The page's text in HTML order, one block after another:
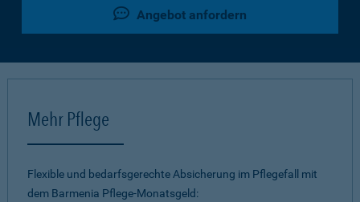
Angebot anfordern
Mehr Pflege
Flexible und bedarfsgerechte Absicherung im Pflegefall mit
dem Barmenia Pflege-Monatsgeld: